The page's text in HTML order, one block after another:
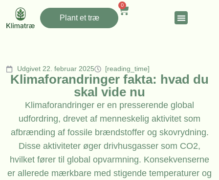
Plant et træ
0
Udgivet 22. februar 2025 [reading_time]
Klimaforandringer fakta: hvad du
skal vide nu
Klimaforandringer er en presserende global
udfordring, drevet af menneskelig aktivitet som
afbrænding af fossile brændstoffer og skovrydning.
Disse aktiviteter øger drivhusgasser som CO2,
hvilket fører til global opvarmning. Konsekvenserne
er allerede mærkbare med stigende temperaturer og